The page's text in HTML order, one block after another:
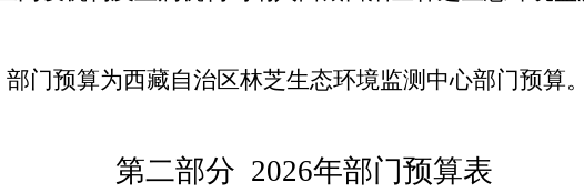
部门预算为西藏自治区林芝生态环境监测中心部门预算。
第二部分 2026年部门预算表